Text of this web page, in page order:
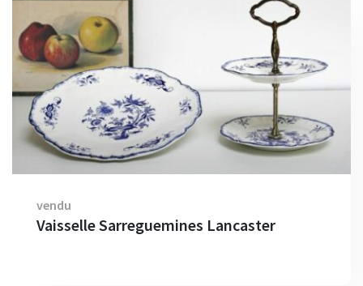
vendu
Vaisselle Sarreguemines Lancaster